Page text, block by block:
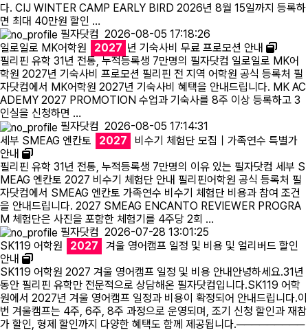
필리핀 조기유학
필리핀 연계연수
필자뉴스
다. CIJ WINTER CAMP EARLY BIRD 2026년 8월 15일까지 등록하
면 최대 40만원 할인 …
필자닷컴 2026-08-05 17:18:26
일로일로 MK어학원
2027 년 기숙사비 무료 프로모션 안내
필리핀 유학 31년 전통, 누적등록생 7만명의 필자닷컴 일로일로 MK어
학원 2027년 기숙사비 프로모션 필리핀 전 지역 어학원 공식 등록처 필
자닷컴에서 MK어학원 2027년 기숙사비 혜택을 안내드립니다. MK AC
ADEMY 2027 PROMOTION 수업과 기숙사를 8주 이상 등록하고 3
인실을 신청하면 …
필자닷컴 2026-08-05 17:14:31
세부 SMEAG 엔칸토
2027
비수기 체험단 모집｜가족연수 특별가
안내
필리핀 유학 31년 전통, 누적등록생 7만명의 이유 있는 필자닷컴 세부 S
MEAG 엔칸토 2027 비수기 체험단 안내 필리핀어학원 공식 등록처 필
자닷컴에서 SMEAG 엔칸토 가족연수 비수기 체험단 비용과 참여 조건
을 안내드립니다. 2027 SMEAG ENCANTO REVIEWER PROGRA
M 체험단은 사진을 포함한 체험기를 4주당 2회 …
필자닷컴 2026-07-28 13:01:25
SK119 어학원
2027
겨울 영어캠프 일정 및 비용 및 얼리버드 할인
안내
SK119 어학원 2027 겨울 영어캠프 일정 및 비용 안내안녕하세요.31년
동안 필리핀 유학만 전문적으로 상담해온 필자닷컴입니다.SK119 어학
원에서 2027년 겨울 영어캠프 일정과 비용이 확정되어 안내드립니다.이
번 겨울캠프는 4주, 6주, 8주 과정으로 운영되며, 조기 신청 할인과 재참
가 할인, 형제 할인까지 다양한 혜택도 함께 제공됩니다.─────────